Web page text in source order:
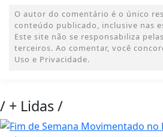
O autor do comentário é o único
conteúdo publicado, inclusive nas
Este site não se responsabiliza
terceiros. Ao comentar, você
Uso e Privacidade.
/ + Lidas/